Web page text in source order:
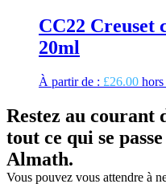
CC22 Creuset
20ml
À partir de : £26.00 hors
Restez au courant
tout ce qui se passe
Almath.
Vous pouvez vous attendre à